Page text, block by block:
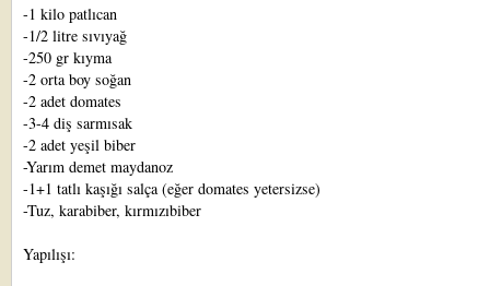
-1 kilo patlıcan
-1/2 litre sıvıyağ
-250 gr kıyma
-2 orta boy soğan
-2 adet domates
-3-4 diş sarmısak
-2 adet yeşil biber
-Yarım demet maydanoz
-1+1 tatlı kaşığı salça (eğer domates yetersizse)
-Tuz, karabiber, kırmızıbiber
Yapılışı: